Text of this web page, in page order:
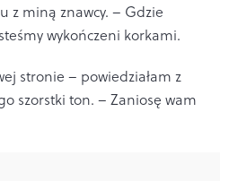
z miną znawcy. – Gdzie
wykończeni korkami.
stronie – powiedziałam z
szorstki ton. – Zaniosę wam